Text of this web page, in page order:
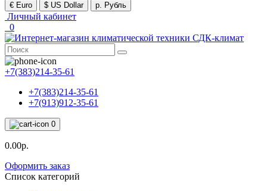
€ Euro
$ US Dollar р. Рубль
Личный кабинет
0
+7(383)214-35-61
+7(383)214-35-61
+7(913)912-35-61
0
0.00р.
Оформить заказ
Список категорий